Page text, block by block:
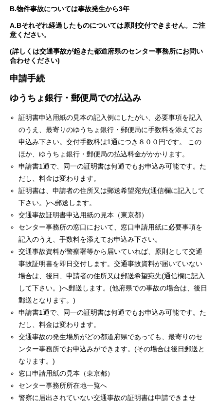
B.物件事故については事故発生から3年
A.Bそれぞれ経過したものについては原則交付できません。ご注
意ください。
(詳しくは交通事故が起きた都道府県のセンター事務所にお問い
合わせください)
申請手続
ゆうちょ銀行・郵便局での払込み
証明書申込用紙の見本の記入例にしたがい、必要事項を記入
のうえ、最寄りのゆうちょ銀行・郵便局に手数料を添えてお
申込み下さい。交付手数料は1通につき８００円です。 この
ほか、ゆうちょ銀行・郵便局の払込料金がかかります。
申請書1通で、同一の証明書は何通でもお申込み可能です。た
だし、料金は変わります。
証明書は、申請者の住所又は郵送希望宛先(通信欄に記入して
下さい。)へ郵送します。
交通事故証明書申込用紙の見本（東京都）
センター事務所の窓口において、窓口申請用紙に必要事項を
記入のうえ、手数料を添えてお申込み下さい。
交通事故資料が警察署等から届いていれば、原則として交通
事故証明書を即日交付します。交通事故資料が届いていない
場合は、後日、申請者の住所又は郵送希望宛先(通信欄に記入
して下さい。)へ郵送します。(他府県での事故の場合は、後日
郵送となります。)
申請書1通で、同一の証明書は何通でもお申込み可能です。た
だし、料金は変わります。
交通事故の発生場所がどの都道府県であっても、最寄りのセ
ンター事務所でお申込みができます。(その場合は後日郵送と
なります。)
窓口申請用紙の見本（東京都）
センター事務所所在地一覧へ
警察に届出されていない交通事故の証明書は申請できませ